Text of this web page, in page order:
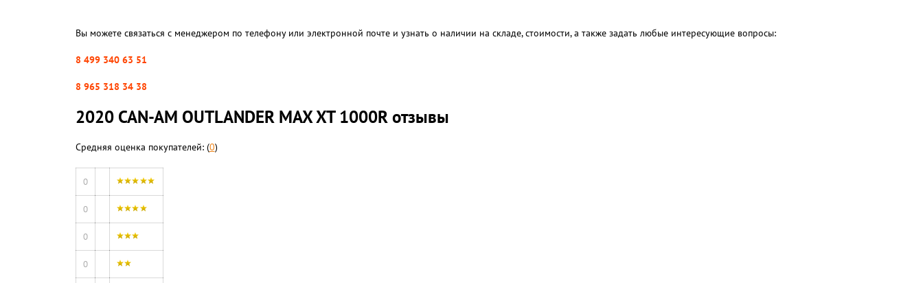
Вы можете связаться с менеджером по телефону или электронной почте и узнать о наличии на складе, стоимости, а также задать любые интересующие вопросы:
8 499 340 63 51
8 965 318 34 38
2020 CAN-AM OUTLANDER MAX XT 1000R отзывы
Средняя оценка покупателей: (0)
0
0
0
0